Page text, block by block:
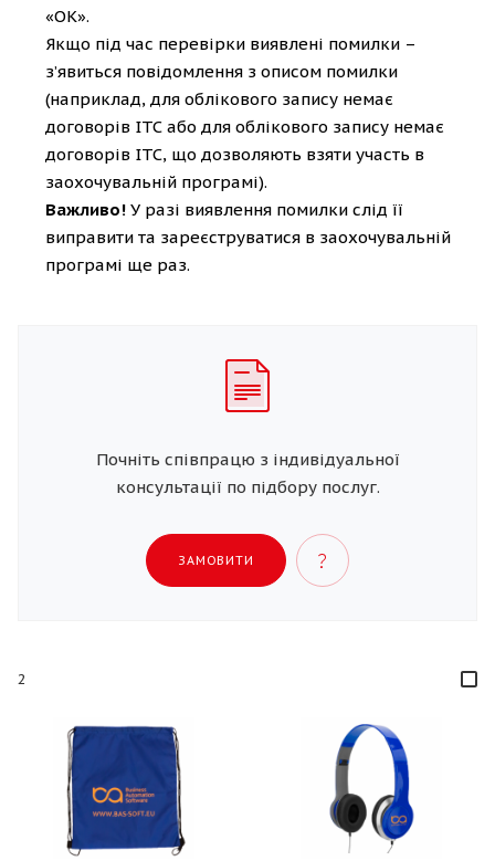
«ОК».
Якщо під час перевірки виявлені помилки –
з’явиться повідомлення з описом помилки
(наприклад, для облікового запису немає
договорів ІТС або для облікового запису немає
договорів ІТС, що дозволяють взяти участь в
заохочувальній програмі).
Важливо! У разі виявлення помилки слід її
виправити та зареєструватися в заохочувальній
програмі ще раз.
Почніть співпрацю з індивідуальної
консультації по підбору послуг.
ЗАМОВИТИ
2